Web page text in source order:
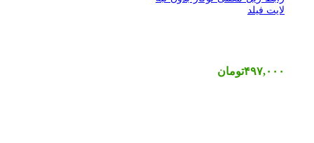
لایت فیلد
۴۹۷,۰۰۰تومان